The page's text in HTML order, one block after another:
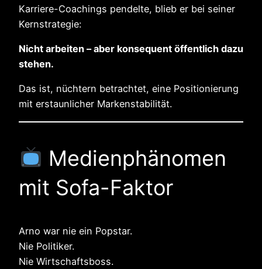
Karriere-Coachings pendelte, blieb er bei seiner
Kernstrategie:
Nicht arbeiten – aber konsequent öffentlich dazu
stehen.
Das ist, nüchtern betrachtet, eine Positionierung
mit erstaunlicher Markenstabilität.
Medienphänomen
mit Sofa-Faktor
Arno war nie ein Popstar.
Nie Politiker.
Nie Wirtschaftsboss.